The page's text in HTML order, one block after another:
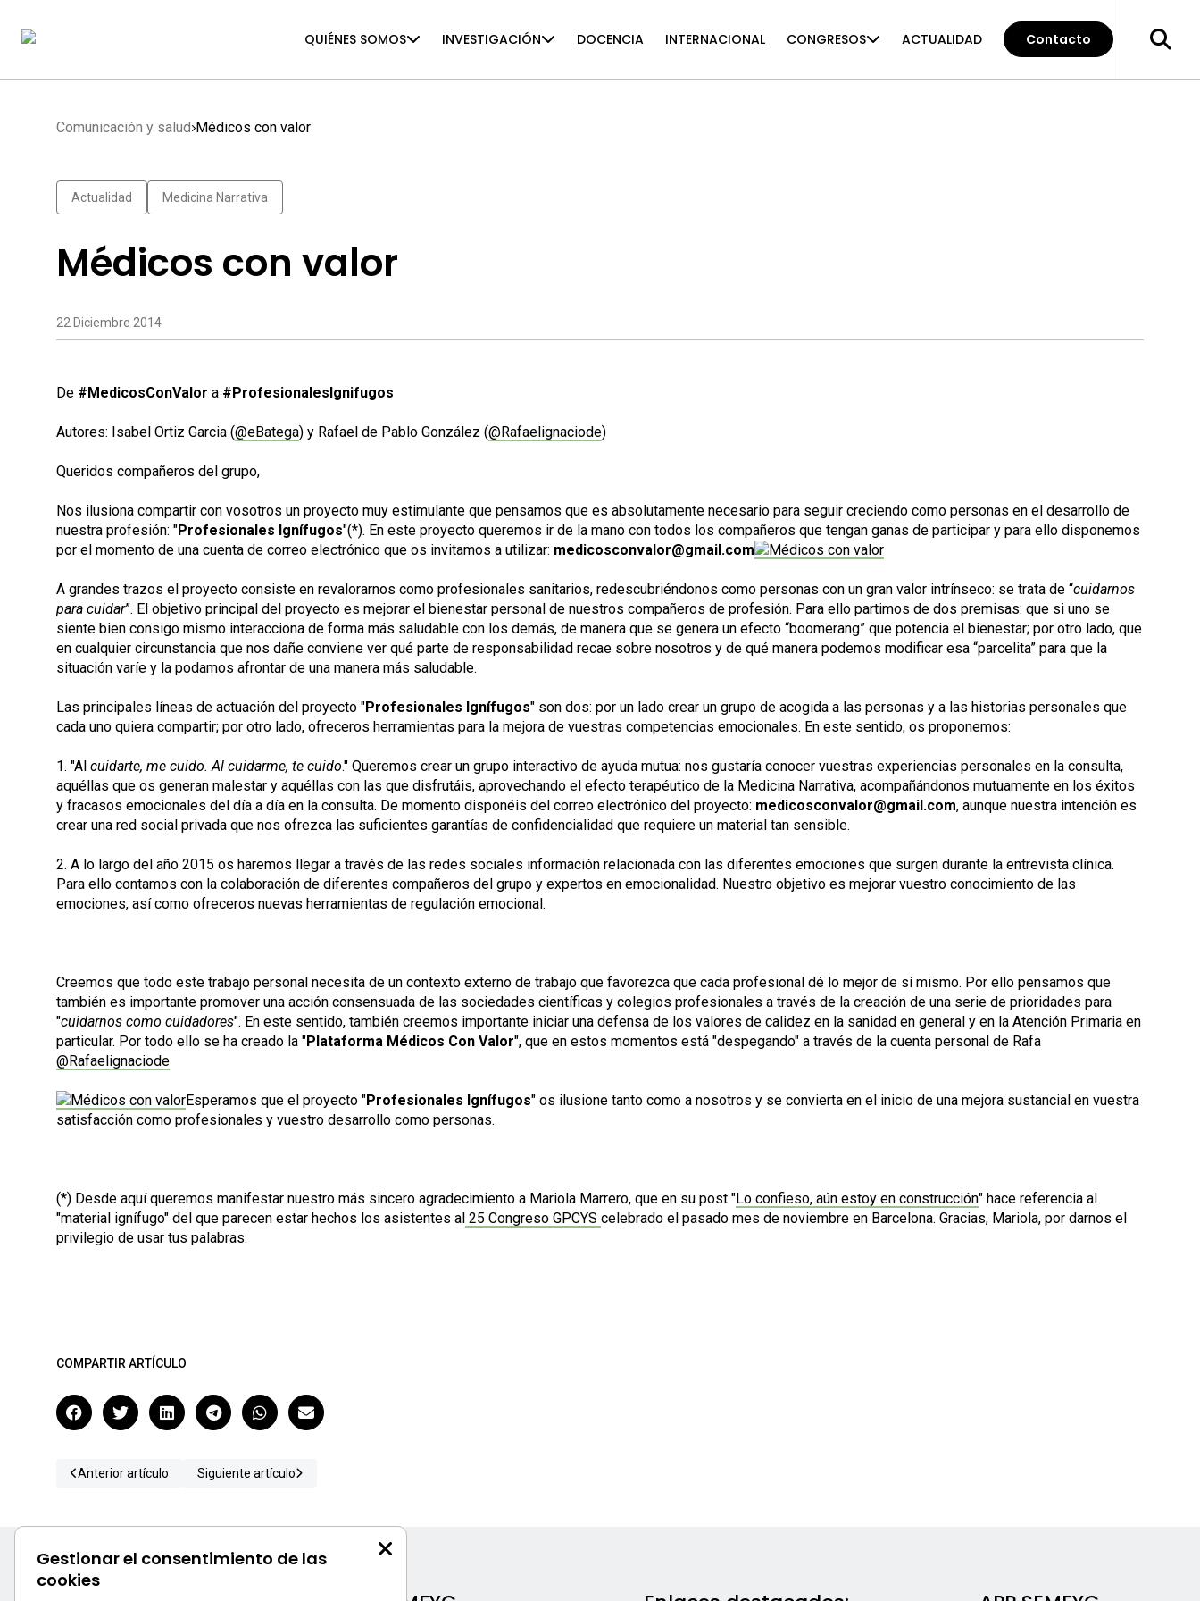
QUIÉNES SOMOS INVESTIGACIÓN DOCENCIA INTERNACIONAL CONGRESOS ACTUALIDAD Contacto
Comunicación y salud Médicos con valor
Actualidad Medicina Narrativa
Médicos con valor
22 Diciembre 2014
De #MedicosConValor a #ProfesionalesIgnifugos
Autores: Isabel Ortiz Garcia (@eBatega) y Rafael de Pablo González (@Rafaelignaciode)
Queridos compañeros del grupo,
Nos ilusiona compartir con vosotros un proyecto muy estimulante que pensamos que es absolutamente necesario para seguir creciendo como personas en el desarrollo de
nuestra profesión: "Profesionales Ignífugos"(*). En este proyecto queremos ir de la mano con todos los compañeros que tengan ganas de participar y para ello disponemos
por el momento de una cuenta de correo electrónico que os invitamos a utilizar: medicosconvalor@gmail.com
A grandes trazos el proyecto consiste en revalorarnos como profesionales sanitarios, redescubriéndonos como personas con un gran valor intrínseco: se trata de “cuidarnos
para cuidar”. El objetivo principal del proyecto es mejorar el bienestar personal de nuestros compañeros de profesión. Para ello partimos de dos premisas: que si uno se
siente bien consigo mismo interacciona de forma más saludable con los demás, de manera que se genera un efecto “boomerang” que potencia el bienestar; por otro lado, que
en cualquier circunstancia que nos dañe conviene ver qué parte de responsabilidad recae sobre nosotros y de qué manera podemos modificar esa “parcelita” para que la
situación varíe y la podamos afrontar de una manera más saludable.
Las principales líneas de actuación del proyecto "Profesionales Ignífugos" son dos: por un lado crear un grupo de acogida a las personas y a las historias personales que
cada uno quiera compartir; por otro lado, ofreceros herramientas para la mejora de vuestras competencias emocionales. En este sentido, os proponemos:
1. "Al cuidarte, me cuido. Al cuidarme, te cuido." Queremos crear un grupo interactivo de ayuda mutua: nos gustaría conocer vuestras experiencias personales en la consulta,
aquéllas que os generan malestar y aquéllas con las que disfrutáis, aprovechando el efecto terapéutico de la Medicina Narrativa, acompañándonos mutuamente en los éxitos
y fracasos emocionales del día a día en la consulta. De momento disponéis del correo electrónico del proyecto: medicosconvalor@gmail.com, aunque nuestra intención es
crear una red social privada que nos ofrezca las suficientes garantías de confidencialidad que requiere un material tan sensible.
2. A lo largo del año 2015 os haremos llegar a través de las redes sociales información relacionada con las diferentes emociones que surgen durante la entrevista clínica.
Para ello contamos con la colaboración de diferentes compañeros del grupo y expertos en emocionalidad. Nuestro objetivo es mejorar vuestro conocimiento de las
emociones, así como ofreceros nuevas herramientas de regulación emocional.
Creemos que todo este trabajo personal necesita de un contexto externo de trabajo que favorezca que cada profesional dé lo mejor de sí mismo. Por ello pensamos que
también es importante promover una acción consensuada de las sociedades científicas y colegios profesionales a través de la creación de una serie de prioridades para
"cuidarnos como cuidadores". En este sentido, también creemos importante iniciar una defensa de los valores de calidez en la sanidad en general y en la Atención Primaria en
particular. Por todo ello se ha creado la "Plataforma Médicos Con Valor", que en estos momentos está "despegando" a través de la cuenta personal de Rafa
@Rafaelignaciode
Esperamos que el proyecto "Profesionales Ignífugos" os ilusione tanto como a nosotros y se convierta en el inicio de una mejora sustancial en vuestra
satisfacción como profesionales y vuestro desarrollo como personas.
(*) Desde aquí queremos manifestar nuestro más sincero agradecimiento a Mariola Marrero, que en su post "Lo confieso, aún estoy en construcción" hace referencia al
"material ignífugo" del que parecen estar hechos los asistentes al 25 Congreso GPCYS celebrado el pasado mes de noviembre en Barcelona. Gracias, Mariola, por darnos el
privilegio de usar tus palabras.
COMPARTIR ARTÍCULO
Anterior artículo Siguiente artículo
Gestionar el consentimiento de las
cookies